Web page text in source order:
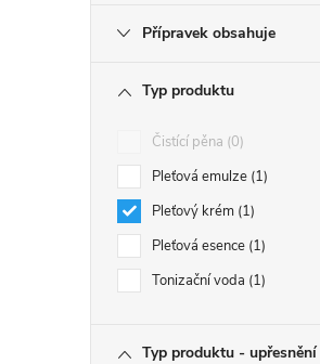
Přípravek obsahuje
Typ produktu
Čistící pěna 0
Pleťová emulze 1
Pleťový krém 1
Pleťová esence 1
Tonizační voda 1
Typ produktu - upřesnění